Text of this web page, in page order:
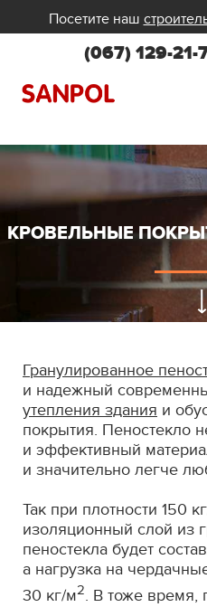
Посетите наш
(067) 129-21-
КРОВЕЛЬНЫЕ
Гранулированное
и надежный
утепления здания и
покрытия. Пеностекло
и эффективный
и значительно легче
Так при плотности 150
изоляционный слой из
пеностекла будет
а нагрузка на
30 кг/м2. В тоже время,